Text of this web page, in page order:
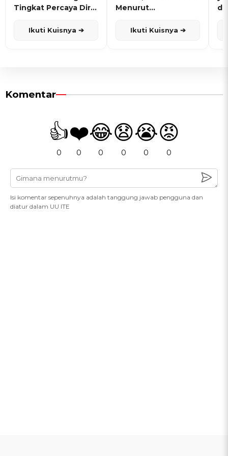
Tingkat Percaya Diri
Ikuti Kuisnya ➔
Menurut
Ikuti Kuisnya ➔
Komentar
👍
0
❤️
0
😂
0
😧
0
😭
0
😡
0
Isi komentar sepenuhnya adalah tanggung jawab pengguna dan
diatur dalam UU ITE